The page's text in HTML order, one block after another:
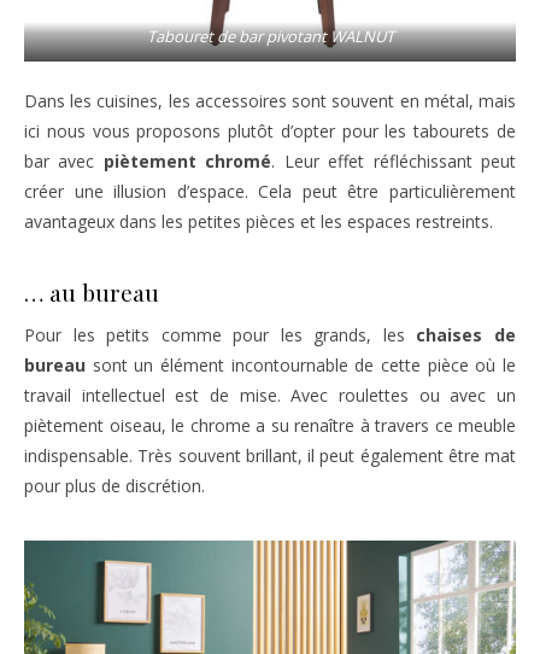
Tabouret de bar pivotant WALNUT
Dans les cuisines, les accessoires sont souvent en métal, mais
ici nous vous proposons plutôt d’opter pour les tabourets de
bar avec piètement chromé. Leur effet réfléchissant peut
créer une illusion d’espace. Cela peut être particulièrement
avantageux dans les petites pièces et les espaces restreints.
… au bureau
Pour les petits comme pour les grands, les chaises de
bureau sont un élément incontournable de cette pièce où le
travail intellectuel est de mise. Avec roulettes ou avec un
piètement oiseau, le chrome a su renaître à travers ce meuble
indispensable. Très souvent brillant, il peut également être mat
pour plus de discrétion.